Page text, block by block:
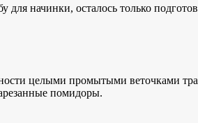
начинки, осталось только
целыми промытыми веточками
помидоры.